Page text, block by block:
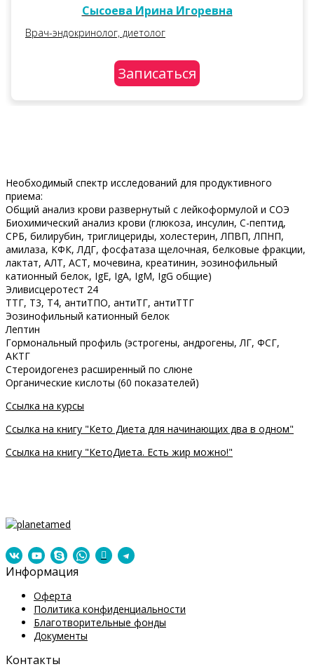
Сысоева Ирина Игоревна
Врач-эндокринолог, диетолог
Записаться
Необходимый спектр исследований для продуктивного
приема:
Общий анализ крови развернутый с лейкоформулой и СОЭ
Биохимический анализ крови (глюкоза, инсулин, С-пептид,
СРБ, билирубин, триглицериды, холестерин, ЛПВП, ЛПНП,
амилаза, КФК, ЛДГ, фосфатаза щелочная, белковые фракции,
лактат, АЛТ, АСТ, мочевина, креатинин, эозинофильный
катионный белок, IgE, IgA, IgM, IgG общие)
Эливисцеротест 24
ТТГ, Т3, Т4, антиТПО, антиТГ, антиТТГ
Эозинофильный катионный белок
Лептин
Гормональный профиль (эстрогены, андрогены, ЛГ, ФСГ,
АКТГ
Стероидогенез расширенный по слюне
Органические кислоты (60 показателей)
Ссылка на курсы
Ссылка на книгу "Кето Диета для начинающих два в одном"
Ссылка на книгу "КетоДиета. Есть жир можно!"
Информация
Оферта
Политика конфиденциальности
Благотворительные фонды
Документы
Контакты